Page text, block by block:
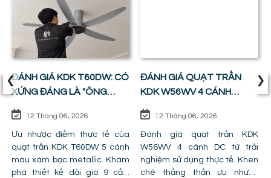
ĐÁNH GIÁ KDK T60DW: CÓ
XỨNG ĐÁNG LÀ "ÔNG
VUA" PHÒNG KHÁCH ?
12 Tháng 06, 2026
Ưu nhược điểm thực tế của
quạt trần KDK T60DW 5 cánh
màu xám bạc metallic. Khám
phá thiết kế dải gió 9 cấp,
ĐÁNH GIÁ QUẠT TRẦN
KDK W56WV 4 CÁNH
ĐỘNG CƠ DC: SỰ CÂN
BẰNG HOÀN HẢO GIỮA
GIÁ TIỀN VÀ CÔNG NĂNG
12 Tháng 06, 2026
Đánh giá quạt trần KDK
W56WV 4 cánh DC từ trải
nghiệm sử dụng thực tế. Khen
chê thẳng thắn ưu nhược
‹ ›